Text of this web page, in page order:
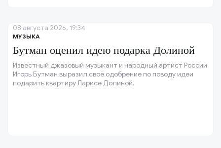
МУЗЫКА
Бутман оценил идею подарка Долиной
Известный джазовый музыкант и народный артист России
Игорь Бутман выразил своё одобрение по поводу идеи
подарить квартиру Ларисе Долиной.
08 августа 2026, 19:34